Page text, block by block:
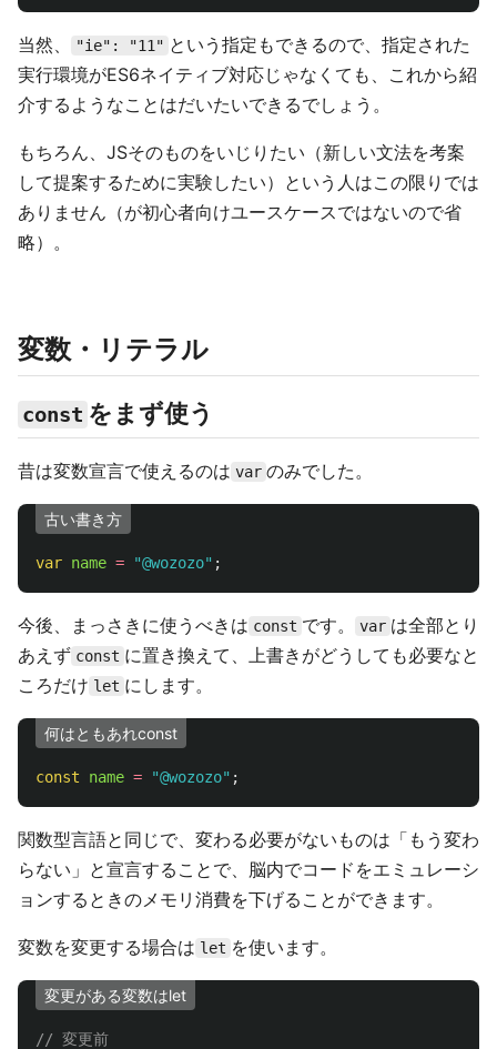
当然、 "ie": "11" という指定もできるので、指定された
実行環境がES6ネイティブ対応じゃなくても、これから紹
介するようなことはだいたいできるでしょう。
もちろん、JSそのものをいじりたい（新しい文法を考案
して提案するために実験したい）という人はこの限りでは
ありません（が初心者向けユースケースではないので省
略）。
変数・リテラル
const をまず使う
昔は変数宣言で使えるのは var のみでした。
古い書き方
var name = "@wozozo" ;
今後、まっさきに使うべきは const です。 var は全部とり
あえず const に置き換えて、上書きがどうしても必要なと
ころだけ let にします。
何はともあれconst
const name = "@wozozo" ;
関数型言語と同じで、変わる必要がないものは「もう変わ
らない」と宣言することで、脳内でコードをエミュレーシ
ョンするときのメモリ消費を下げることができます。
変数を変更する場合は let を使います。
変更がある変数はlet
// 変更前